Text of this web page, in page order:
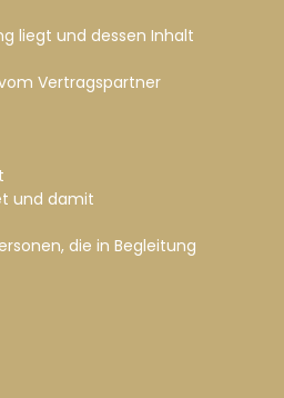
liegt und dessen Inhalt
Vertragspartner
und damit
die in Begleitung